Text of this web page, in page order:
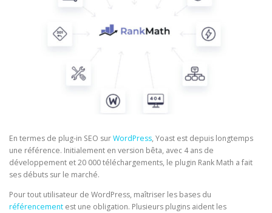
En termes de plug-in SEO surWordPress, Yoast est depuis longtemps
une référence. Initialement en version bêta, avec 4 ans de
développement et 20 000 téléchargements, le plugin Rank Math a fait
ses débuts sur le marché.
Pour tout utilisateur de WordPress, maîtriser les bases du
référencement est une obligation. Plusieurs plugins aident les